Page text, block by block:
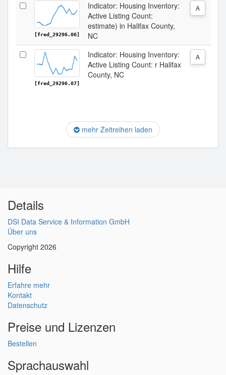
[fred_29296.06]
Indicator: Housing Inventory:
Active Listing Count:
estimate) in Halifax County,
NC
A
[fred_29296.07]
Indicator: Housing Inventory:
Active Listing Count: r Halifax
County, NC
A
mehr Zeitreihen laden
Details
DSI Data Service & Information GmbH
Über uns
Copyright 2026
Hilfe
Erfahre mehr
Kontakt
Datenschutz
Preise und Lizenzen
Bestellen
Sprachauswahl